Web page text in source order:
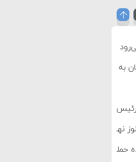
اتهام فساد و اختلاس اموال
رئیس‌جمهور واهی و کذب محض
نهایی نشده است
نظامی علیه ایران است